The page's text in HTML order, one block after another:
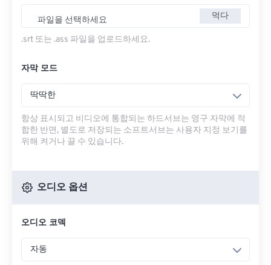
파일을 선택하세요 먹다
.srt 또는 .ass 파일을 업로드하세요.
자막 모드
딱딱한
항상 표시되고 비디오에 통합되는 하드서브는 영구 자막에 적
합한 반면, 별도로 저장되는 소프트서브는 사용자 지정 보기를
위해 켜거나 끌 수 있습니다.
오디오 옵션
오디오 코덱
자동